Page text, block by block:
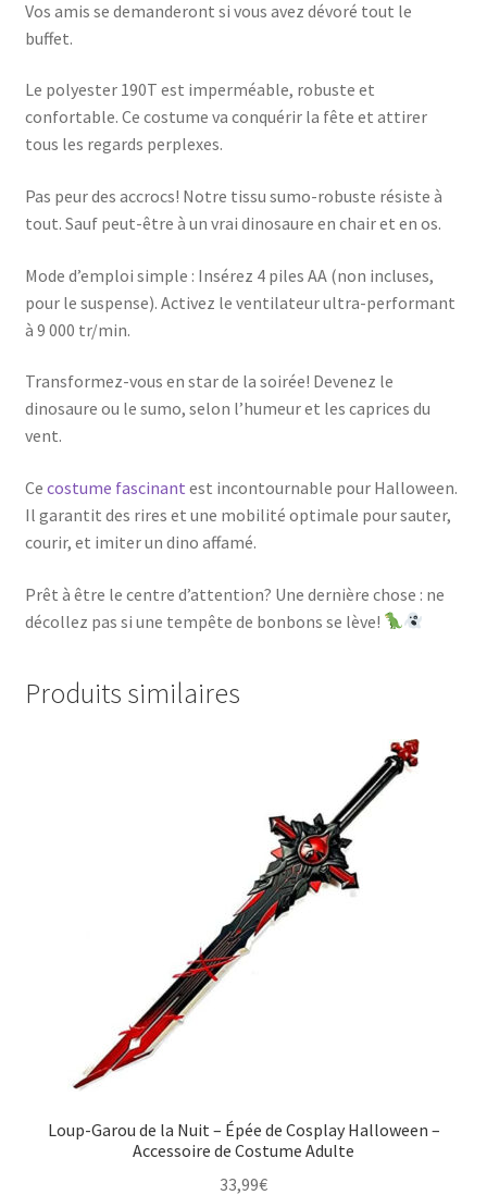
Vos amis se demanderont si vous avez dévoré tout le
buffet.
Le polyester 190T est imperméable, robuste et
confortable. Ce costume va conquérir la fête et attirer
tous les regards perplexes.
Pas peur des accrocs! Notre tissu sumo-robuste résiste à
tout. Sauf peut-être à un vrai dinosaure en chair et en os.
Mode d’emploi simple : Insérez 4 piles AA (non incluses,
pour le suspense). Activez le ventilateur ultra-performant
à 9 000 tr/min.
Transformez-vous en star de la soirée! Devenez le
dinosaure ou le sumo, selon l’humeur et les caprices du
vent.
Ce costume fascinant est incontournable pour Halloween.
Il garantit des rires et une mobilité optimale pour sauter,
courir, et imiter un dino affamé.
Prêt à être le centre d’attention? Une dernière chose : ne
décollez pas si une tempête de bonbons se lève!
Produits similaires
Loup-Garou de la Nuit – Épée de Cosplay Halloween –
Accessoire de Costume Adulte
33,99€